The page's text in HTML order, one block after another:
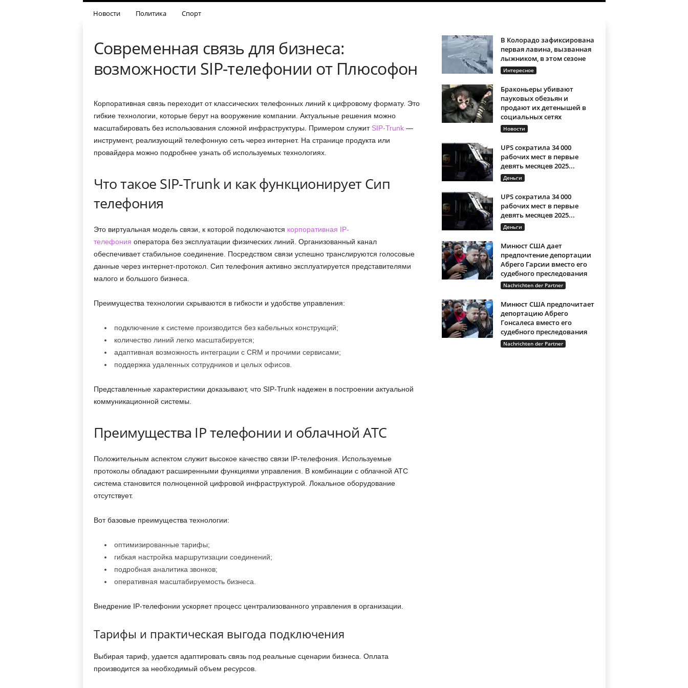
Новости Политика Спорт
Современная связь для бизнеса:
возможности SIP-телефонии от Плюсофон
Корпоративная связь переходит от классических телефонных линий к цифровому формату. Это
гибкие технологии, которые берут на вооружение компании. Актуальные решения можно
масштабировать без использования сложной инфраструктуры. Примером служит SIP-Trunk—
инструмент, реализующий телефонную сеть через интернет. На странице продукта или
провайдера можно подробнее узнать об используемых технологиях.
Что такое SIP-Trunk и как функционирует Сип
телефония
Это виртуальная модель связи, к которой подключаются корпоративная IP-
телефония оператора без эксплуатации физических линий. Организованный канал
обеспечивает стабильное соединение. Посредством связи успешно транслируются голосовые
данные через интернет-протокол. Сип телефония активно эксплуатируется представителями
малого и большого бизнеса.
Преимущества технологии скрываются в гибкости и удобстве управления:
подключение к системе производится без кабельных конструкций;
количество линий легко масштабируется;
адаптивная возможность интеграции с CRM и прочими сервисами;
поддержка удаленных сотрудников и целых офисов.
Представленные характеристики доказывают, что SIP-Trunk надежен в построении актуальной
коммуникационной системы.
Преимущества IP телефонии и облачной АТС
Положительным аспектом служит высокое качество связи IP-телефония. Используемые
протоколы обладают расширенными функциями управления. В комбинации с облачной АТС
система становится полноценной цифровой инфраструктурой. Локальное оборудование
отсутствует.
Вот базовые преимущества технологии:
оптимизированные тарифы;
гибкая настройка маршрутизации соединений;
подробная аналитика звонков;
оперативная масштабируемость бизнеса.
Внедрение IP-телефонии ускоряет процесс централизованного управления в организации.
Тарифы и практическая выгода подключения
Выбирая тариф, удается адаптировать связь под реальные сценарии бизнеса. Оплата
производится за необходимый объем ресурсов.
В Колорадо зафиксирована
первая лавина, вызванная
лыжником, в этом сезоне
Интересное
Браконьеры убивают
пауковых обезьян и
продают их детенышей в
социальных сетях
Новости
UPS сократила 34 000
рабочих мест в первые
девять месяцев 2025...
Деньги
UPS сократила 34 000
рабочих мест в первые
девять месяцев 2025...
Деньги
Минюст США дает
предпочтение депортации
Абрего Гарсии вместо его
судебного преследования
Nachrichten der Partner
Минюст США предпочитает
депортацию Абрего
Гонсалеса вместо его
судебного преследования
Nachrichten der Partner